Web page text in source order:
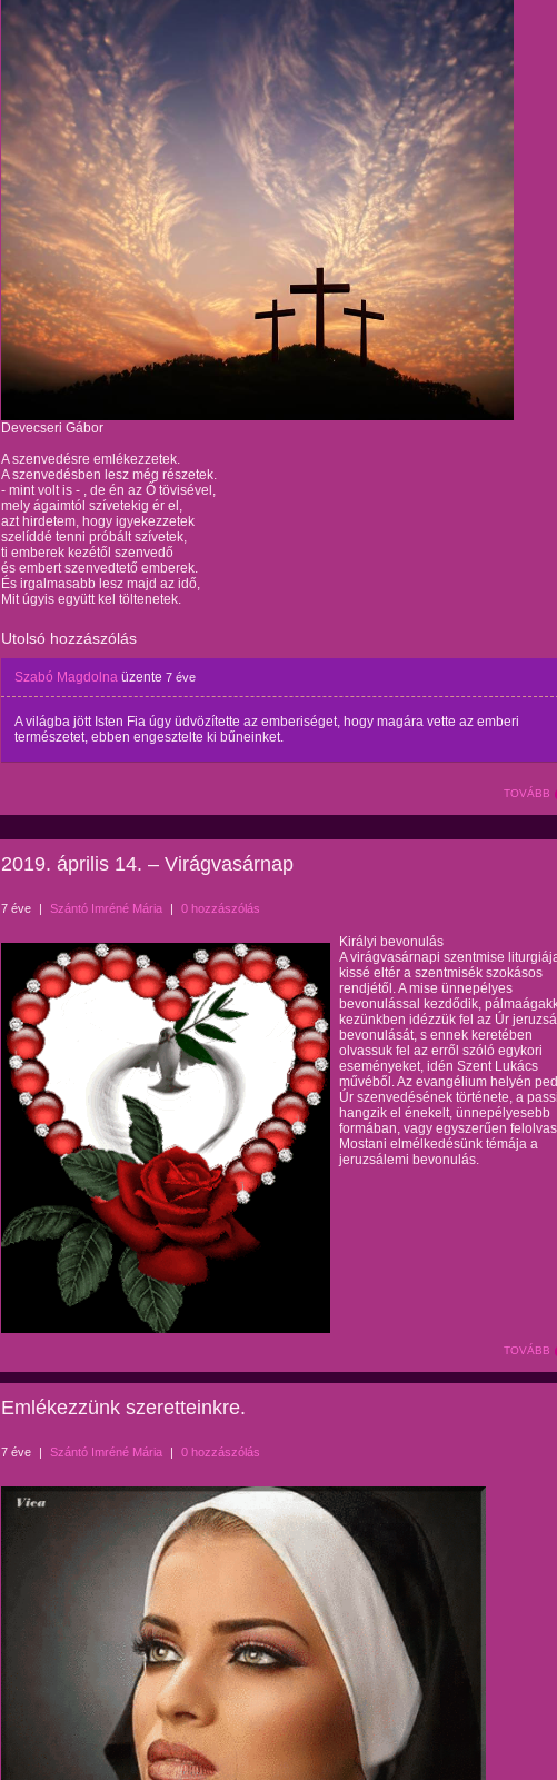
Devecseri Gábor
A szenvedésre emlékezzetek.
A szenvedésben lesz még részetek.
- mint volt is - , de én az Ő tövisével,
mely ágaimtól szívetekig ér el,
azt hirdetem, hogy igyekezzetek
szelíddé tenni próbált szívetek,
ti emberek kezétől szenvedő
és embert szenvedtető emberek.
És irgalmasabb lesz majd az idő,
Mit úgyis együtt kel töltenetek.
Utolsó hozzászólás
Szabó Magdolna üzente 7 éve
A világba jött Isten Fia úgy üdvözítette az emberiséget, hogy magára vette az emberi
természetet, ebben engesztelte ki bűneinket.
TOVÁBB
2019. április 14. – Virágvasárnap
7 éve | Szántó Imréné Mária | 0 hozzászólás
Királyi bevonulás
A virágvasárnapi szentmise
kissé eltér a szentmisék szokásos
rendjétől. A mise ünnepélyes
bevonulással kezdődik,
kezünkben idézzük fel az Úr
bevonulását, s ennek keretében
olvassuk fel az erről szóló egykori
eseményeket, idén Szent Lukács
művéből. Az evangélium helyén
Úr szenvedésének története, a
hangzik el énekelt, ünnepélyesebb
formában, vagy egyszerűen
Mostani elmélkedésünk témája a
jeruzsálemi bevonulás.
TOVÁBB
Emlékezzünk szeretteinkre.
7 éve | Szántó Imréné Mária | 0 hozzászólás